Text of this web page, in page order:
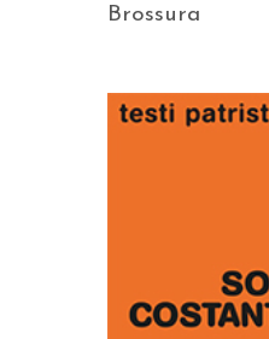
Brossura